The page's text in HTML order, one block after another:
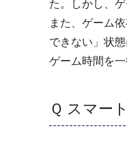
た。しかし、
また、ゲーム
できない」状
ゲーム時間を
Ｑ スマー